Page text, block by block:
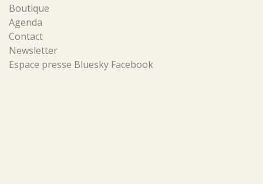
Boutique
Agenda
Contact
Newsletter
Espace presse Bluesky Facebook